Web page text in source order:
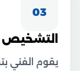
03
التشخيص
يقوم الفني